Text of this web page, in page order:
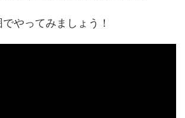
やってみましょう！